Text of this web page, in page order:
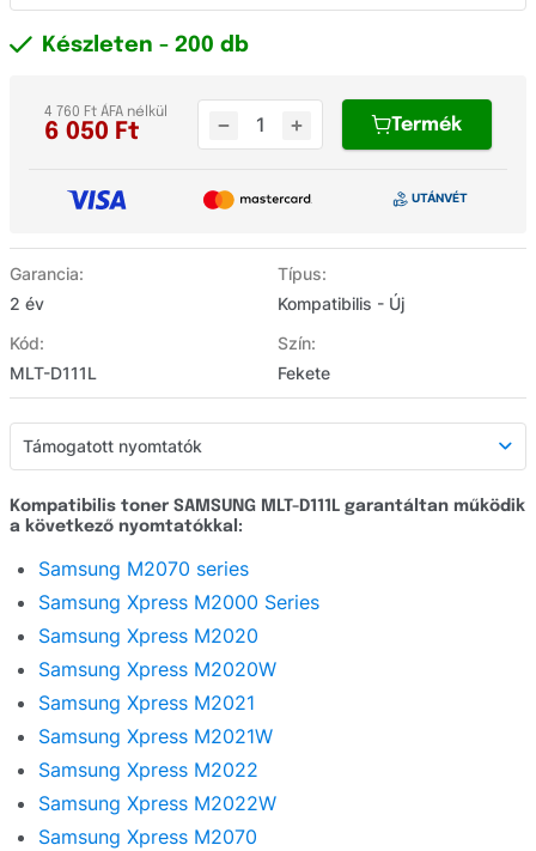
Garancia:
2 év
Típus:
Kompatibilis - Új
Kód:
MLT-D111L
Szín:
Fekete
Készleten - 200 db
6 050 Ft
4 760 Ft ÁFA nélkül
Termék
Támogatott nyomtatók
Részletes leírás
Webáruház értékelés
Kérdezzen
Kompatibilis toner SAMSUNG MLT-D111L garantáltan működik
a következő nyomtatókkal:
Samsung M2070 series
Samsung Xpress M2000 Series
Samsung Xpress M2020
Samsung Xpress M2020W
Samsung Xpress M2021
Samsung Xpress M2021W
Samsung Xpress M2022
Samsung Xpress M2022W
Samsung Xpress M2070